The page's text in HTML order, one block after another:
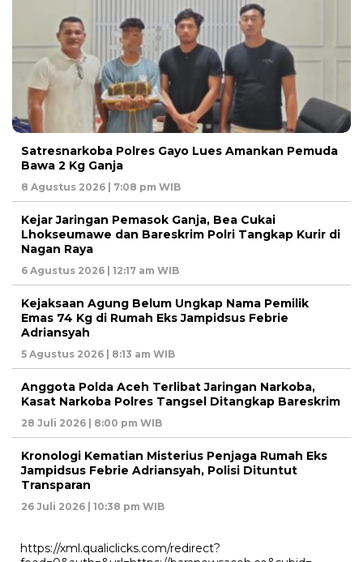
Satresnarkoba Polres Gayo Lues Amankan Pemuda
Bawa 2 Kg Ganja
8 Agustus 2026 | 7:08 pm WIB
Kejar Jaringan Pemasok Ganja, Bea Cukai
Lhokseumawe dan Bareskrim Polri Tangkap Kurir di
Nagan Raya
6 Agustus 2026 | 12:17 am WIB
Kejaksaan Agung Belum Ungkap Nama Pemilik
Emas 74 Kg di Rumah Eks Jampidsus Febrie
Adriansyah
5 Agustus 2026 | 8:13 am WIB
Anggota Polda Aceh Terlibat Jaringan Narkoba,
Kasat Narkoba Polres Tangsel Ditangkap Bareskrim
28 Juli 2026 | 8:00 pm WIB
Kronologi Kematian Misterius Penjaga Rumah Eks
Jampidsus Febrie Adriansyah, Polisi Dituntut
Transparan
26 Juli 2026 | 10:38 pm WIB
https://xml.qualiclicks.com/redirect?